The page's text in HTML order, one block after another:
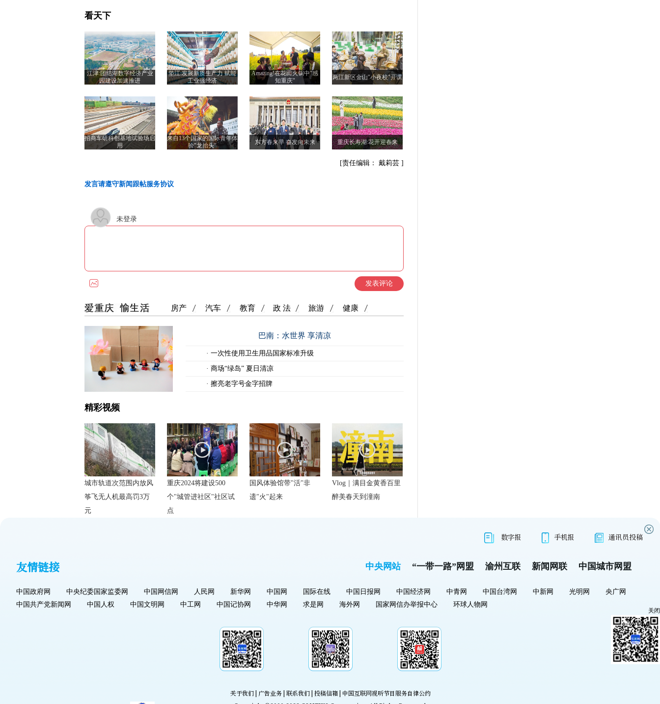
看天下
江津:团结湖数字经济产业
园建设加速推进
垫江:发展新质生产力 赋能
工业强经济
Amazing!在花田火锅中"感
知重庆"
两江新区金山"小夜校"开课
招商车研科创基地试验场启
用
来自13个国家的国际青年体
验"龙抬头"
东方春来早 奋发向未来 重庆长寿湖:花开迎春来
[责任编辑： 戴莉芸 ]
发言请遵守新闻跟帖服务协议
未登录
发表评论
房产 汽车 教育 政 法 旅游 健康
巴南：水世界 享清凉
· 一次性使用卫生用品国家标准升级
· 商场“绿岛” 夏日清凉
· 擦亮老字号金字招牌
精彩视频
城市轨道次范围内放风
筝飞无人机最高罚3万
元
重庆2024将建设500
个"城管进社区"社区试
点
国风体验馆带"活"非
遗"火"起来
Vlog｜满目金黄香百里
醉美春天到潼南
数字报 手机报 通讯员投稿
友情链接 中央网站 “一带一路”网盟 渝州互联 新闻网联 中国城市网盟
中国政府网 中央纪委国家监委网 中国网信网 人民网 新华网 中国网 国际在线 中国日报网 中国经济网 中青网 中国台湾网 中新网 光明网
央广网
中国共产党新闻网
中国人权 中国文明网 中工网 中国记协网 中华网 求是网 海外网 国家网信办举报中心 环球人物网
关于我们| 广告业务| 联系我们| 投稿信箱| 中国互联网视听节目服务自律公约
关闭